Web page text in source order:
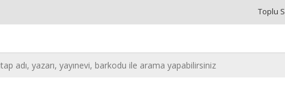
Toplu